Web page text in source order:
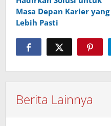
Masa Depan Karier yang
Lebih Pasti
Berita Lainnya